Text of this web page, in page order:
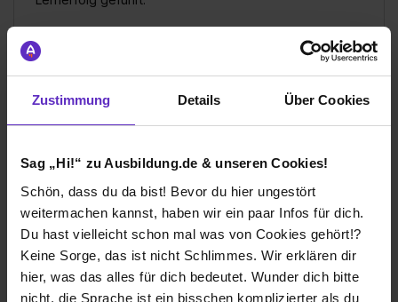
Zustimmung Details Über Cookies
Sag „Hi!“ zu Ausbildung.de & unseren Cookies!
Schön, dass du da bist! Bevor du hier ungestört
weitermachen kannst, haben wir ein paar Infos für dich.
Du hast vielleicht schon mal was von Cookies gehört!?
Keine Sorge, das ist nicht Schlimmes. Wir erklären dir
hier, was das alles für dich bedeutet. Wunder dich bitte
nicht, die Sprache ist ein bisschen komplizierter als du
Smurfit Westrock
Universität:
Wirtschaftsakademie Schleswig-
Holstein
Lübeck
7 Std. pro Tag
Übernommen
Verdienst
1. Ausbildungsjahr:
850€